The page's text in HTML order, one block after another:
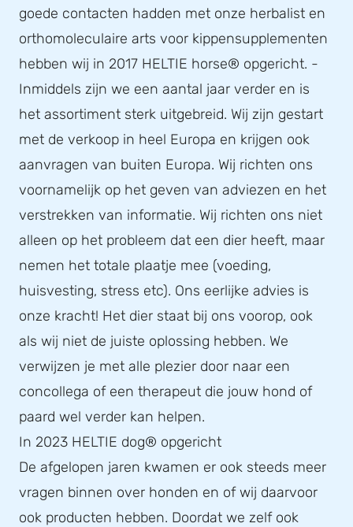
goede contacten hadden met onze herbalist en
orthomoleculaire arts voor kippensupplementen
hebben wij in 2017 HELTIE horse® opgericht. -
Inmiddels zijn we een aantal jaar verder en is
het assortiment sterk uitgebreid. Wij zijn gestart
met de verkoop in heel Europa en krijgen ook
aanvragen van buiten Europa. Wij richten ons
voornamelijk op het geven van adviezen en het
verstrekken van informatie. Wij richten ons niet
alleen op het probleem dat een dier heeft, maar
nemen het totale plaatje mee (voeding,
huisvesting, stress etc). Ons eerlijke advies is
onze kracht! Het dier staat bij ons voorop, ook
als wij niet de juiste oplossing hebben. We
verwijzen je met alle plezier door naar een
concollega of een therapeut die jouw hond of
paard wel verder kan helpen.
In 2023 HELTIE dog® opgericht
De afgelopen jaren kwamen er ook steeds meer
vragen binnen over honden en of wij daarvoor
ook producten hebben. Doordat we zelf ook